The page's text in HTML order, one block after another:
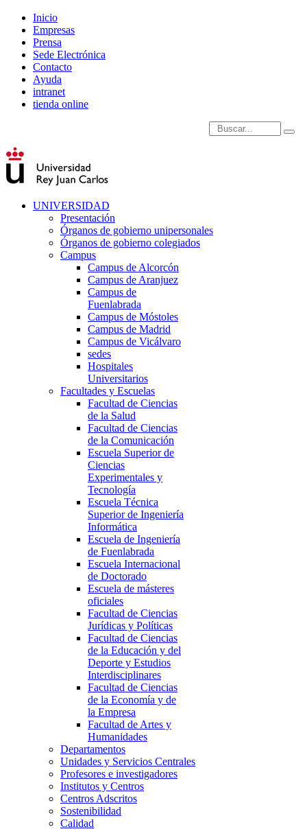
Inicio
Empresas
Prensa
Sede Electrónica
Contacto
Ayuda
intranet
tienda online
Introduce términos de
UNIVERSIDAD
Presentación
Órganos de gobierno unipersonales
Órganos de gobierno colegiados
Campus
Campus de Alcorcón
Campus de Aranjuez
Campus de
Fuenlabrada
Campus de Móstoles
Campus de Madrid
Campus de Vicálvaro
sedes
Hospitales
Universitarios
Facultades y Escuelas
Facultad de Ciencias
de la Salud
Facultad de Ciencias
de la Comunicación
Escuela Superior de
Ciencias
Experimentales y
Tecnología
Escuela Técnica
Superior de Ingeniería
Informática
Escuela de Ingeniería
de Fuenlabrada
Escuela Internacional
de Doctorado
Escuela de másteres
oficiales
Facultad de Ciencias
Jurídicas y Políticas
Facultad de Ciencias
de la Educación y del
Deporte y Estudios
Interdisciplinares
Facultad de Ciencias
de la Economía y de
la Empresa
Facultad de Artes y
Humanidades
Departamentos
Unidades y Servicios Centrales
Profesores e investigadores
Institutos y Centros
Centros Adscritos
Sostenibilidad
Calidad